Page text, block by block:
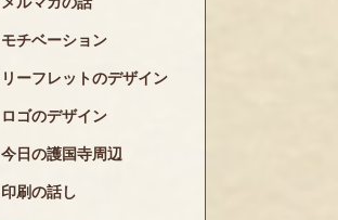
モチベーション
リーフレットのデザイン
ロゴのデザイン
今日の護国寺周辺
印刷の話し